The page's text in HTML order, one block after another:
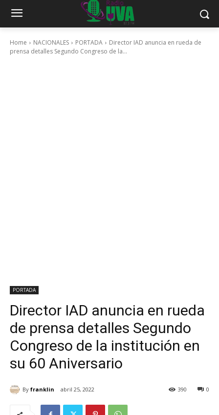
Home NACIONALES PORTADA
Director IAD anuncia en rueda de
prensa detalles Segundo Congreso de la...
PORTADA
Director IAD anuncia en rueda
de prensa detalles Segundo
Congreso de la institución en
su 60 Aniversario
By franklin abril 25, 2022 0
390